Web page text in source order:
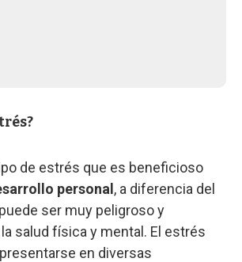
de estrés que es beneficioso
personal , a diferencia del
ser muy peligroso y
salud física y mental. El estrés
en diversas